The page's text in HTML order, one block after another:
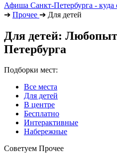
Афиша Санкт-Петербурга - куда
➔ Прочее ➔ Для детей
Для детей:
Петербурга
Подборки мест:
Все места
Для детей
В центре
Бесплатно
Интерактивные
Набережные
Советуем Прочее